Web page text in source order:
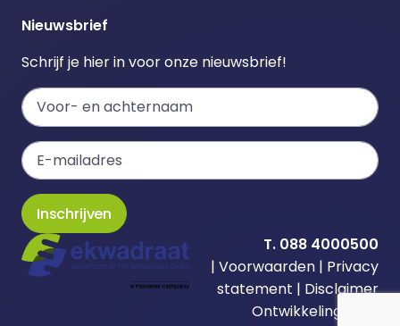
Nieuwsbrief
Schrijf je hier in voor onze nieuwsbrief!
Inschrijven
T. 088 4000500
| Voorwaarden | Privacy
statement | Disclaimer
Ontwikkeling door